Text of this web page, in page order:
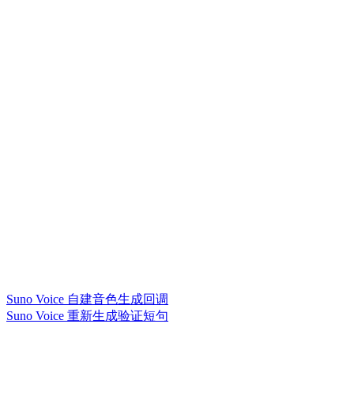
Suno Voice 自建音色生成回调
Suno Voice 重新生成验证短句